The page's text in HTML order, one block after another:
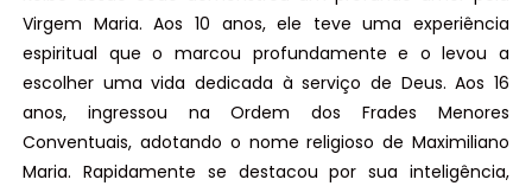
Virgem Maria. Aos 10 anos, ele teve uma experiência
espiritual que o marcou profundamente e o levou a
escolher uma vida dedicada à serviço de Deus. Aos 16
anos, ingressou na Ordem dos Frades Menores
Conventuais, adotando o nome religioso de Maximiliano
Maria. Rapidamente se destacou por sua inteligência,